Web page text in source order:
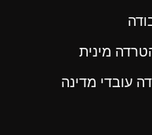
מינית
עובדי מדינה